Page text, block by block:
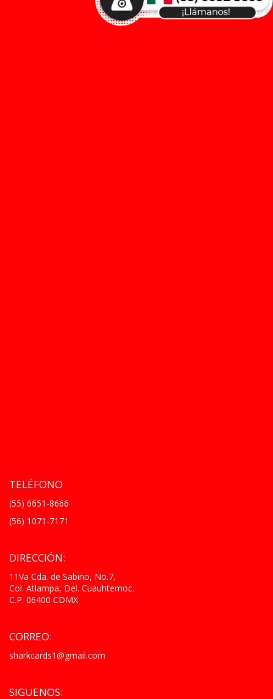
TELÉFONO
(55) 6651-8666
(56) 1071-7171
DIRECCIÓN:
11Va Cda. de Sabino, No.7,
Col. Atlampa, Del. Cuauhtemoc.
C.P. 06400 CDMX
CORREO:
sharkcards1@gmail.com
SIGUENOS: